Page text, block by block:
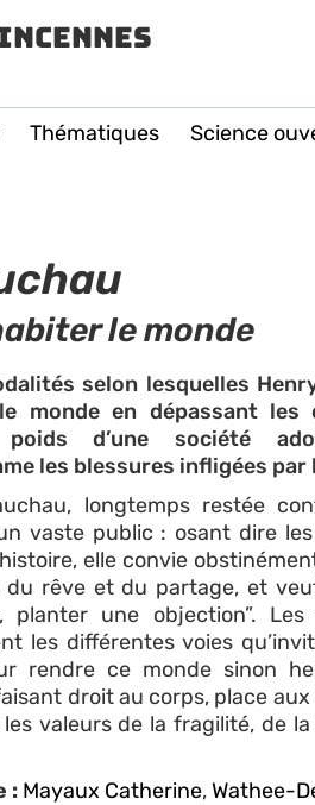
Thématiques Science
le monde
selon lesquelles
monde en dépassant les
d’une société
les blessures infligées par
longtemps restée
vaste public : osant dire
elle convie
rêve et du partage, et
planter une objection”.
les différentes voies
rendre ce monde sinon
droit au corps, place
valeurs de la fragilité, de
: Mayaux Catherine, Wathee-